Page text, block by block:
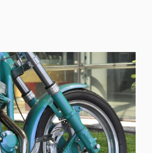
sulla gamma Sportster .
di casa Harley-Davidson
sigla XR per distinguerli dalle
XL. Il modello del museo è
personalizzata. La
a una cubatura di1200cc.